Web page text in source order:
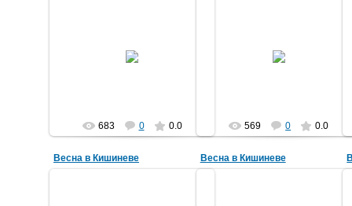
683 0 0.0 569 0 0.0
Весна в Кишиневе Весна в Кишиневе